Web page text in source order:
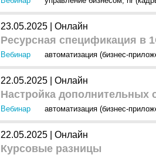
23.05.2025 | Онлайн
Ресурсная спецификация в
Вебинар автоматизация (бизнес-
22.05.2025 | Онлайн
Настройка дополнительных
Вебинар автоматизация (бизнес-
22.05.2025 | Онлайн
Курсовые разницы